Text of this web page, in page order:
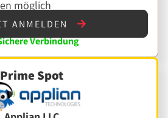
möglich
ANMELDEN
Verbindung
Prime Spot